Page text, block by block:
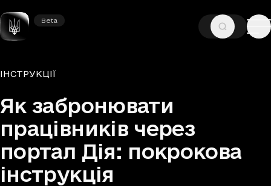
Beta
Beta
ГОЛОВНА —НОВИНИ
Рубрики
ІНСТРУКЦІЇ
Як забронювати
працівників через
портал Дія: покрокова
інструкція